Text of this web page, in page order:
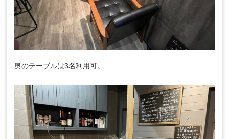
奥のテーブルは3名利用可。